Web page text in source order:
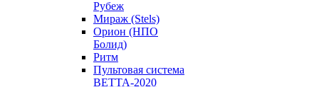
Рубеж
Мираж (Stels)
Орион (НПО
Болид)
Ритм
Пультовая система
ВЕТТА-2020